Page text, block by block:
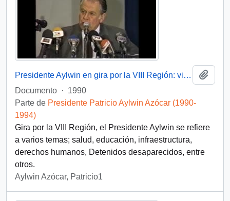
Presidente Aylwin en gira por la VIII Región: video
Documento · 1990
Parte de Presidente Patricio Aylwin Azócar (1990-
1994)
Gira por la VIII Región, el Presidente Aylwin se refiere
a varios temas; salud, educación, infraestructura,
derechos humanos, Detenidos desaparecidos, entre
otros.
Aylwin Azócar, Patricio1